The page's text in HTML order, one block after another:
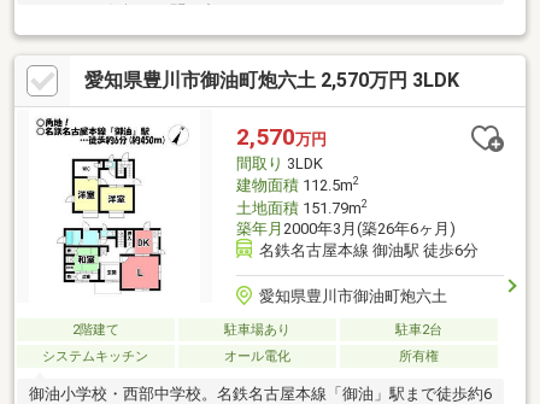
愛知県豊川市御油町炮六土 2,570万円 3LDK
2,570万円
間取り 3LDK
建物面積112.5m2
土地面積151.79m2
築年月 2000年3月(築26年6ヶ月)
名鉄名古屋本線 御油駅 徒歩6分
愛知県豊川市御油町炮六土
2階建て 駐車場あり
駐車2台
システムキッチン
オール電化 所有権
御油小学校・西部中学校。名鉄名古屋本線「御油」駅まで徒歩約6